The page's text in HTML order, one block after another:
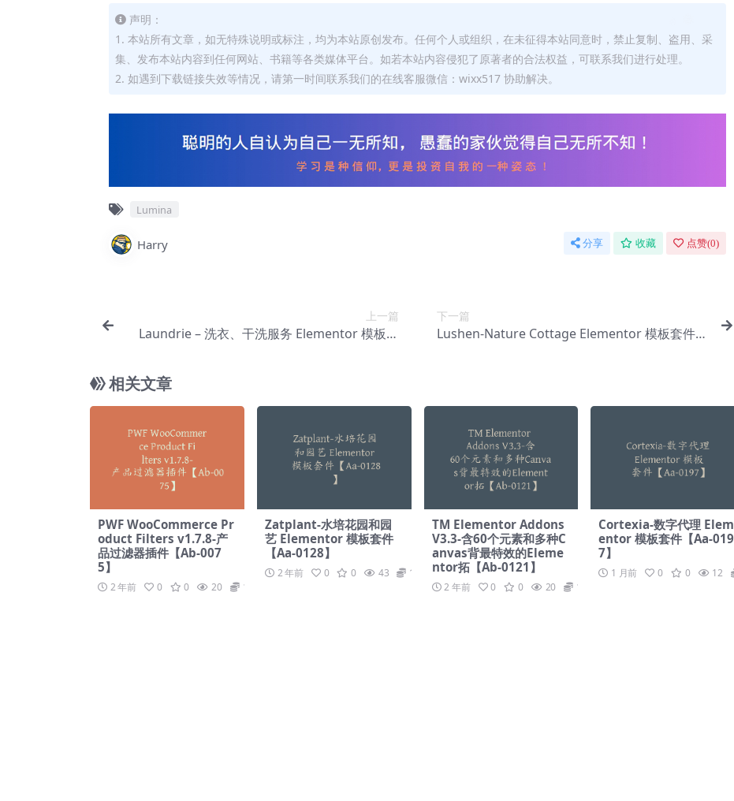
声明：
1. 本站所有文章，如无特殊说明或标注，均为本站原创发布。任何个人或组织，在未征得本站同意时，禁止复制、盗用、采
集、发布本站内容到任何网站、书籍等各类媒体平台。如若本站内容侵犯了原著者的合法权益，可联系我们进行处理。
2. 如遇到下载链接失效等情况，请第一时间联系我们的在线客服微信：wixx517 协助解决。
Lumina
Harry 分享 收藏 点赞(0)
上一篇
Laundrie – 洗衣、干洗服务 Elementor 模板套
下一篇
Lushen-Nature Cottage Elementor 模板套件
相关文章
PWF WooCommerce Pr
oduct Filters v1.7.8-产
品过滤器插件【Ab-007
5】
2 年前 0 0 20 19.9
Zatplant-水培花园和园
艺 Elementor 模板套件
【Aa-0128】
2 年前 0 0 43 19.9
TM Elementor Addons
V3.3-含60个元素和多种C
anvas背最特效的Eleme
ntor拓【Ab-0121】
2 年前 0 0 20 19.9
Cortexia-数字代理 Elem
entor 模板套件【Aa-019
7】
1 月前 0 0 12